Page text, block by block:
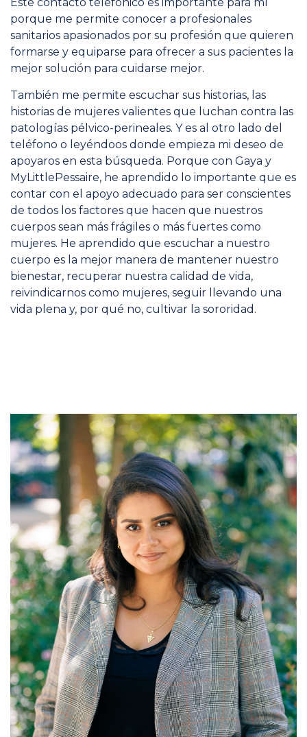
Este contacto telefónico es importante para mí
porque me permite conocer a profesionales
sanitarios apasionados por su profesión que quieren
formarse y equiparse para ofrecer a sus pacientes la
mejor solución para cuidarse mejor.
También me permite escuchar sus historias, las
historias de mujeres valientes que luchan contra las
patologías pélvico-perineales. Y es al otro lado del
teléfono o leyéndoos donde empieza mi deseo de
apoyaros en esta búsqueda. Porque con Gaya y
MyLittlePessaire, he aprendido lo importante que es
contar con el apoyo adecuado para ser conscientes
de todos los factores que hacen que nuestros
cuerpos sean más frágiles o más fuertes como
mujeres. He aprendido que escuchar a nuestro
cuerpo es la mejor manera de mantener nuestro
bienestar, recuperar nuestra calidad de vida,
reivindicarnos como mujeres, seguir llevando una
vida plena y, por qué no, cultivar la sororidad.